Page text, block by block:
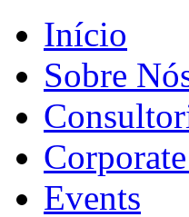
Início
Sobre
Events